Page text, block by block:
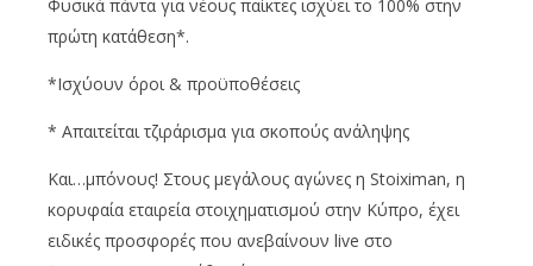
Φυσικά πάντα για νέους παίκτες ισχύει το 100% στην
πρώτη κατάθεση*.
*Ισχύουν όροι & προϋποθέσεις
* Απαιτείται τζιράρισμα για σκοπούς ανάληψης
Και…μπόνους! Στους μεγάλους αγώνες η Stoiximan, η
κορυφαία εταιρεία στοιχηματισμού στην Κύπρο, έχει
ειδικές προσφορές που ανεβαίνουν live στο